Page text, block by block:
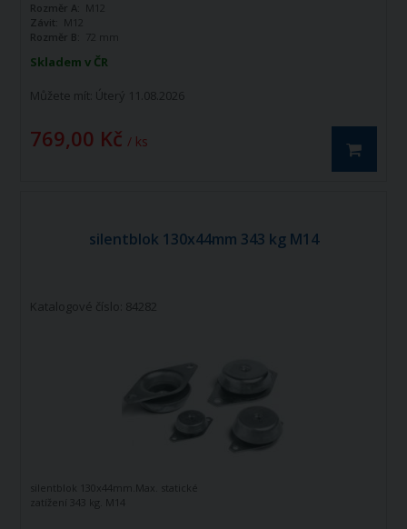
Skladem v ČR
Můžete mít: Úterý 11.08.2026
769,00 Kč / ks
Rozměr A: M12
Závit: M12
Rozměr B:
72 mm
silentblok 130x44mm 343 kg M14
Katalogové číslo: 84282
silentblok 130x44mm.Max. statické
zatížení 343 kg. M14